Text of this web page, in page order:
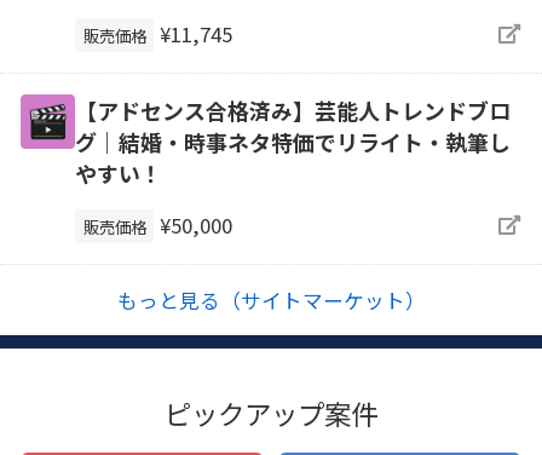
販売価格 ¥11,745
【アドセンス合格済み】芸能人トレンドブロ
グ｜結婚・時事ネタ特価でリライト・執筆し
やすい！
販売価格 ¥50,000
もっと見る（サイトマーケット）
ピックアップ案件